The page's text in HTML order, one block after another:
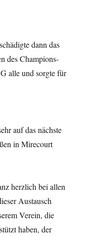
dann das
des Champions-
alle und sorgte für
auf das nächste
in Mirecourt
herzlich bei allen
Austausch
Verein, die
haben, der